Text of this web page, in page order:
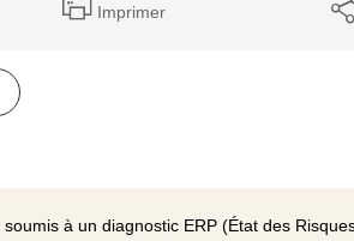
Imprimer
à un diagnostic ERP (État des